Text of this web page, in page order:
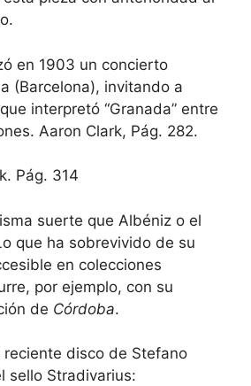
en 1903 un concierto
(Barcelona), invitando a
interpretó “Granada” entre
Aaron Clark, Pág. 282.
Pág. 314
suerte que Albéniz o el
que ha sobrevivido de su
en colecciones
por ejemplo, con su
de Córdoba.
disco de Stefano
sello Stradivarius: